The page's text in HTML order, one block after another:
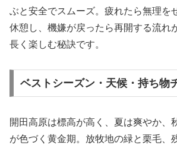
ぶと安全でスムーズ。疲れたら無理を
休憩し、機嫌が戻ったら再開する流れ
長く楽しむ秘訣です。
ベストシーズン・天候・持ち物
開田高原は標高が高く、夏は爽やか、
が色づく黄金期。放牧地の緑と栗毛、